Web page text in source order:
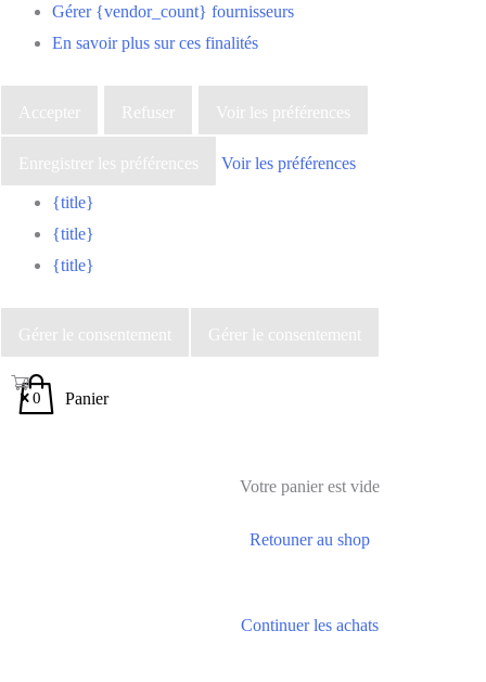
Gérer {vendor_count} fournisseurs
En savoir plus sur ces finalités
Accepter Refuser Voir les préférences
Enregistrer les préférences Voir les préférences
{title}
{title}
{title}
Gérer le consentement Gérer le consentement
0
0 Panier
Votre panier est vide
Retouner au shop
Continuer les achats